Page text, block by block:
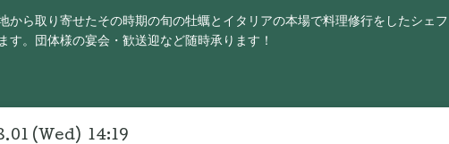
から取り寄せたその時期の旬の牡蠣とイタリアの本場で料理修行をしたシェ
。団体様の宴会・歓送迎など随時承ります！
(Wed) 14:19